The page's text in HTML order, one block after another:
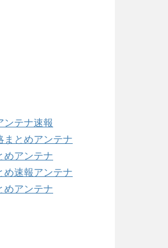
ンテナ速報
まとめアンテナ
めアンテナ
め速報アンテナ
めアンテナ